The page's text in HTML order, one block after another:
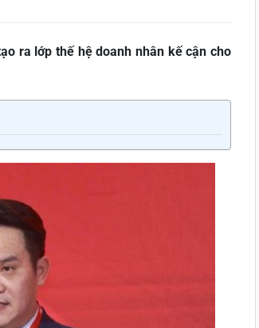
ra lớp thế hệ doanh nhân kế cận cho